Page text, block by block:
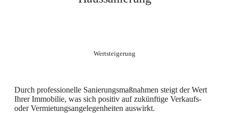
Wertsteigerung
Durch professionelle Sanierungsmaßnahmen steigt der Wert
Ihrer Immobilie, was sich positiv auf zukünftige Verkaufs-
oder Vermietungsangelegenheiten auswirkt.